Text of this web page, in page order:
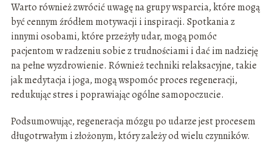
Warto również zwrócić uwagę na grupy wsparcia, które mogą
być cennym źródłem motywacji i inspiracji. Spotkania z
innymi osobami, które przeżyły udar, mogą pomóc
pacjentom w radzeniu sobie z trudnościami i dać im nadzieję
na pełne wyzdrowienie. Również techniki relaksacyjne, takie
jak medytacja i joga, mogą wspomóc proces regeneracji,
redukując stres i poprawiając ogólne samopoczucie.
Podsumowując, regeneracja mózgu po udarze jest procesem
długotrwałym i złożonym, który zależy od wielu czynników.